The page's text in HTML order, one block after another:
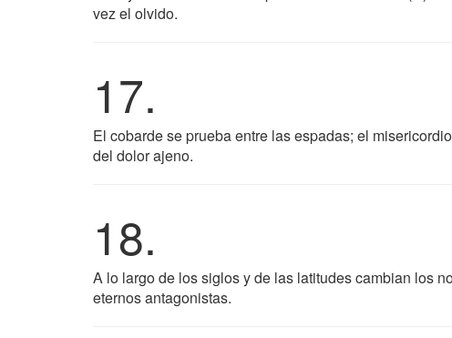
vez el olvido.
17.
El cobarde se prueba entre las espadas; el
del dolor ajeno.
18.
A lo largo de los siglos y de las latitudes cambian los
eternos antagonistas.